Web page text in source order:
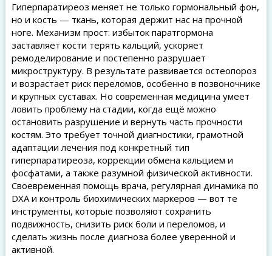
Гиперпаратиреоз меняет не только гормональный фон,
но и кость — ткань, которая держит нас на прочной
ноге. Механизм прост: избыток паратгормона
заставляет кости терять кальций, ускоряет
ремоделирование и постепенно разрушает
микроструктуру. В результате развивается остеопороз
и возрастает риск переломов, особенно в позвоночнике
и крупных суставах. Но современная медицина умеет
ловить проблему на стадии, когда ещё можно
остановить разрушение и вернуть часть прочности
костям. Это требует точной диагностики, грамотной
адаптации лечения под конкретный тип
гиперпаратиреоза, коррекции обмена кальцием и
фосфатами, а также разумной физической активности.
Своевременная помощь врача, регулярная динамика по
DXA и контроль биохимических маркеров — вот те
инструменты, которые позволяют сохранить
подвижность, снизить риск боли и переломов, и
сделать жизнь после диагноза более уверенной и
активной.